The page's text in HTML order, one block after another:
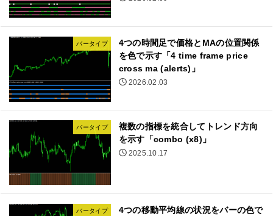
バータイプ
4つの時間足で価格とMAの位置関係
を色で示す「4 time frame price
cross ma (alerts)」
2026.02.03
バータイプ
複数の指標を統合してトレンド方向
を示す「combo (x8)」
2025.10.17
バータイプ
4つの移動平均線の状況をバーの色で